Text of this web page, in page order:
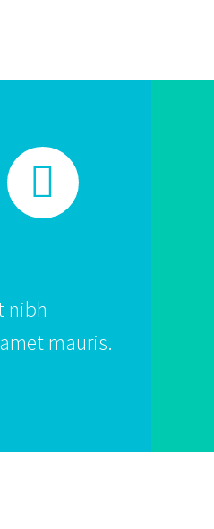


nibh
mauris.